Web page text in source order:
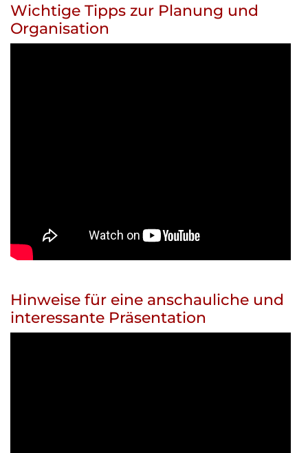
Wichtige Tipps zur Planung und
Organisation
Hinweise für eine anschauliche und
interessante Präsentation